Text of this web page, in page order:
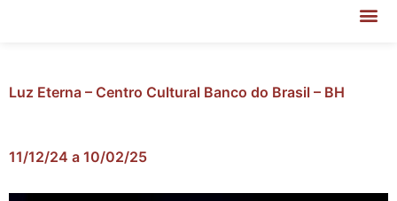
Luz Eterna – Centro Cultural Banco do Brasil – BH
11/12/24 a 10/02/25